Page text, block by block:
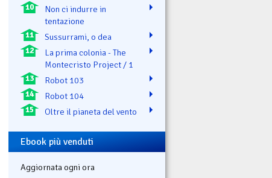
10
Non ci indurre in
tentazione
11 Sussurrami, o dea
12
La prima colonia - The
Montecristo Project / 1
13 Robot 103
14 Robot 104
15 Oltre il pianeta del vento
Ebook più venduti
Aggiornata ogni ora